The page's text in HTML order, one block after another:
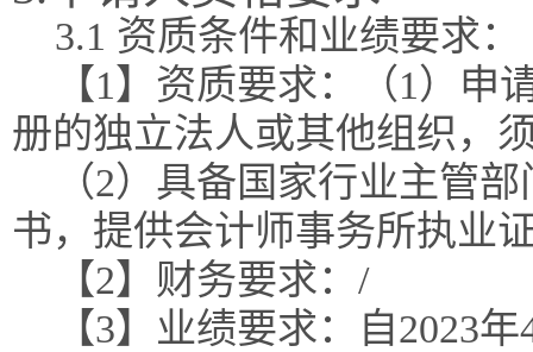
3.1 资质条件和业绩要求：
【1】资质要求：（1）
册的独立法人或其他组织，
（2）具备国家行业主管
书，提供会计师事务所执业
【2】财务要求：/
【3】业绩要求：自2023